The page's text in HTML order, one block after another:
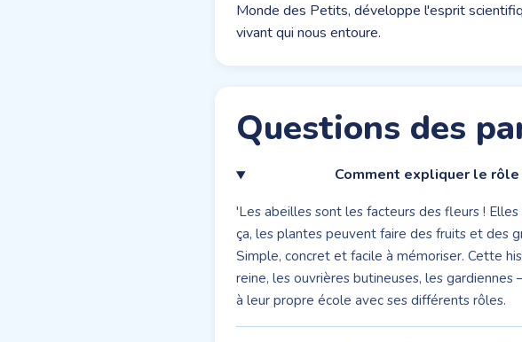
Monde des Petits, développe l'esprit
vivant qui nous entoure.
Questions des
Comment expliquer le
'Les abeilles sont les facteurs des fleurs !
ça, les plantes peuvent faire des fruits et des
Simple, concret et facile à mémoriser. Cette
reine, les ouvrières butineuses, les
à leur propre école avec ses différents rôles.